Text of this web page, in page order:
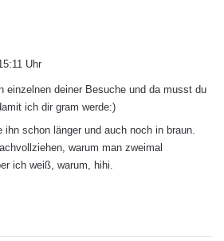
Uhr
einzelnen deiner Besuche und da musst du
ich dir gram werde:)
schon länger und auch noch in braun.
warum man zweimal
ich weiß, warum, hihi.